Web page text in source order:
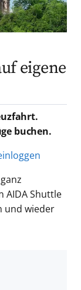
eigene
buchen.
AIDA Shuttle
und wieder